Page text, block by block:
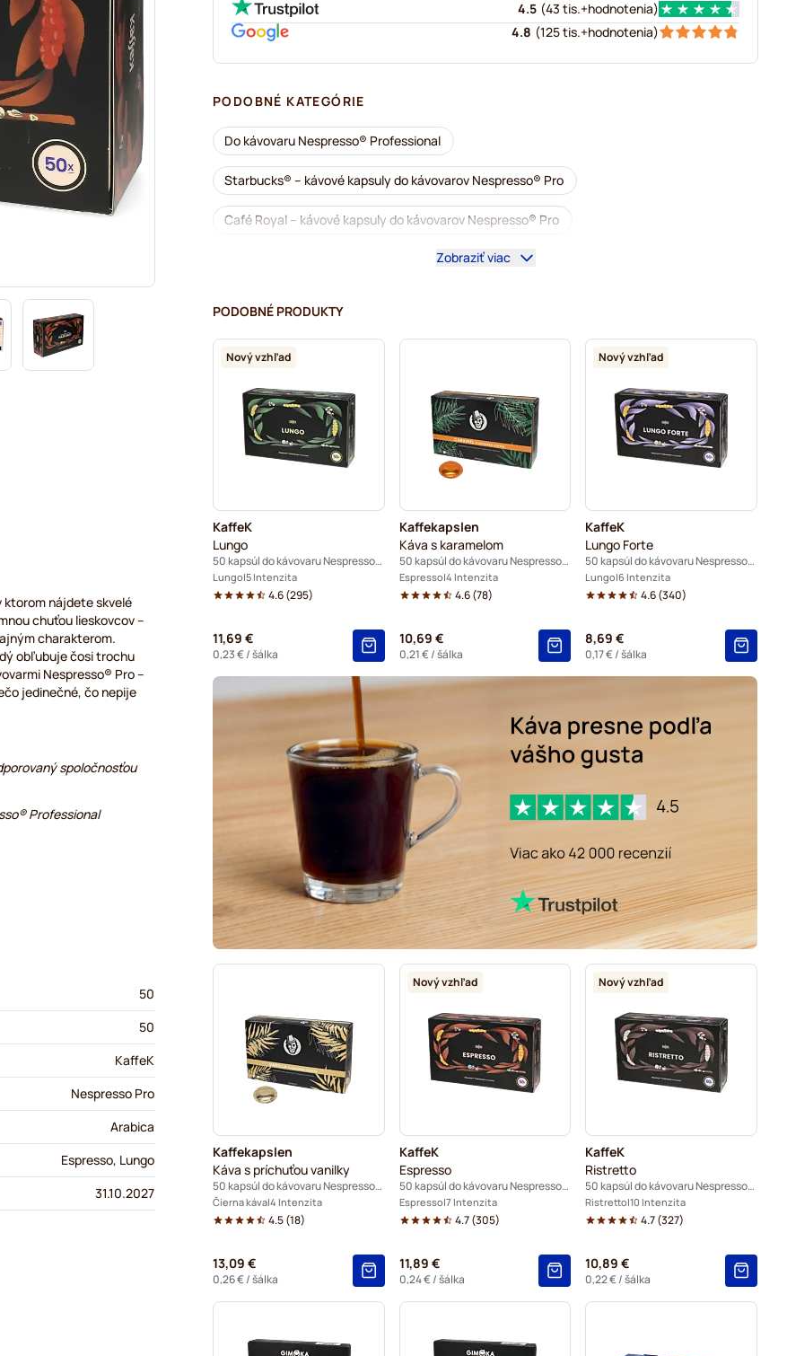
4.5 (43 tis.+hodnotenia)
4.8 (125 tis.+hodnotenia)
PODOBNÉ KATEGÓRIE
Do kávovaru Nespresso® Professional
Starbucks® – kávové kapsuly do kávovarov Nespresso® Pro
Café Royal – kávové kapsuly do kávovarov Nespresso® Pro
Kávovary na Nespresso® Professional Príslušenstvo na Nespresso® Professional
Odvápňovanie a údržba pre Nespresso® Pro Kapsuly do kávovaru Nespresso® Pro
Kapsuly do kávovarov Nespresso® Pro Kaffekapslen do Nespresso® Professional
Zobraziť viac
PODOBNÉ PRODUKTY
Nový vzhľad
KaffeK
Lungo
50 kapsúl do kávovaru Nespresso® Pro
Lungo 5 Intenzita
4.6(295)
11,69 €
0,23 €/ šálka
Kaffekapslen
Káva s karamelom
50 kapsúl do kávovaru Nespresso® Pro
Espresso 4 Intenzita
4.6(78)
10,69 €
0,21 €/ šálka
Nový vzhľad
KaffeK
Lungo Forte
50 kapsúl do kávovaru Nespresso® Pro
Lungo 6 Intenzita
4.6(340)
8,69 €
0,17 €/ šálka
Kaffekapslen
Káva s príchuťou vanilky
50 kapsúl do kávovaru Nespresso® Pro
Čierna káva 4 Intenzita
4.5(18)
13,09 €
0,26 €/ šálka
Nový vzhľad
KaffeK
Espresso
50 kapsúl do kávovaru Nespresso® Pro
Espresso 7 Intenzita
4.7(305)
11,89 €
0,24 €/ šálka
Nový vzhľad
KaffeK
Ristretto
50 kapsúl do kávovaru Nespresso® Pro
Ristretto 10 Intenzita
4.7(327)
10,89 €
0,22 €/ šálka
ktorom nájdete skvelé
chuťou lieskovcov –
charakterom.
obľubuje čosi trochu
Nespresso® Pro –
jedinečné, čo nepije
spoločnosťou
Professional
50
50
KaffeK
Nespresso Pro
Arabica
Espresso, Lungo
31.10.2027